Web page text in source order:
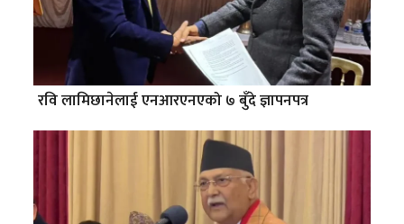
रवि लामिछानेलाई एनआरएनएको ७ बुँदे ज्ञापनपत्र